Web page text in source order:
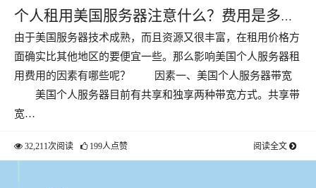
个人租用美国服务器注意什么？费用是多
少？
由于美国服务器技术成熟，而且资源又很丰富，在租用价格方
面确实比其他地区的要便宜一些。那么影响美国个人服务器租
用费用的因素有哪些呢？ 因素一、美国个人服务器带宽
美国个人服务器目前有共享和独享两种带宽方式。共享带
宽…
32,211次阅读 199人点赞 阅读全文